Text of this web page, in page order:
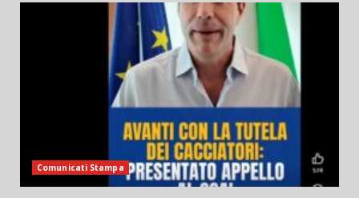
Comunicati Stampa